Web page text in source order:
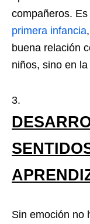
compañeros.
primera infancia
buena relación
niños, sino en
Sin emoción no